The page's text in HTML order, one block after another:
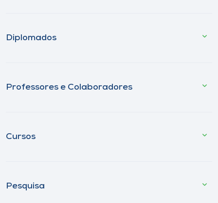
Diplomados
Professores e Colaboradores
Cursos
Pesquisa